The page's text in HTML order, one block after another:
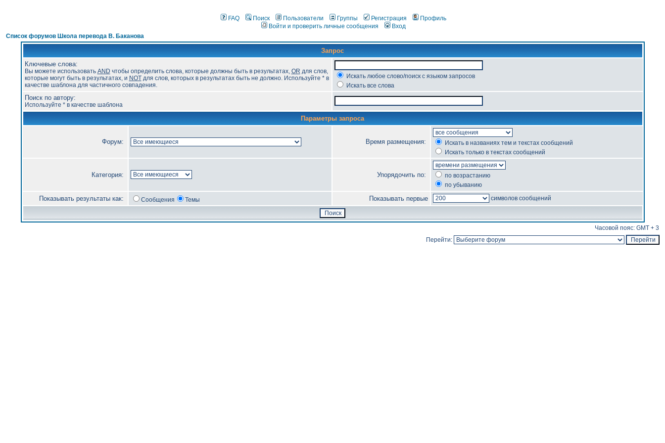
FAQ Поиск Пользователи Группы Регистрация
Профиль
Войти и проверить личные сообщения
Вход
Список форумов Школа перевода В. Баканова
Запрос
Ключевые слова:
Вы можете использовать AND чтобы определить слова, которые должны быть в результатах, OR для слов,
которые могут быть в результатах, и NOTдля слов, которых в результатах быть не должно. Используйте * в
качестве шаблона для частичного совпадения.
Искать любое слово/поиск с языком запросов
Искать все слова
Поиск по автору:
Используйте * в качестве шаблона
Параметры запроса
Форум: Время размещения:
Искать в названиях тем и текстах сообщений
Искать только в текстах сообщений
Категория: Упорядочить по:
по возрастанию
по убыванию
Показывать результаты как: Сообщения Темы Показывать первые символов сообщений
Часовой пояс: GMT + 3
Перейти: